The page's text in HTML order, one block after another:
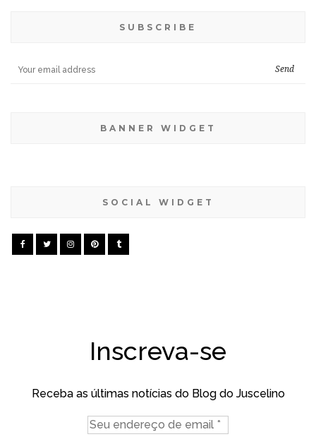
SUBSCRIBE
BANNER WIDGET
SOCIAL WIDGET
Inscreva-se
Receba as últimas notícias do Blog do Juscelino